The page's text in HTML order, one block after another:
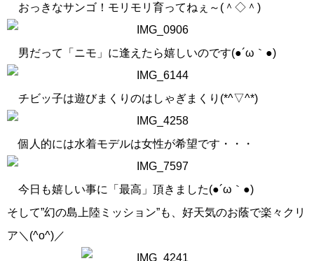
おっきなサンゴ！モリモリ育ってねぇ～(＾◇＾)
男だって「ニモ」に逢えたら嬉しいのです(●´ω｀●)
チビッ子は遊びまくりのはしゃぎまくり(*^▽^*)
個人的には水着モデルは女性が希望です・・・
今日も嬉しい事に「最高」頂きました(●´ω｀●)
そして”幻の島上陸ミッション”も、好天気のお蔭で楽々クリ
ア＼(^o^)／